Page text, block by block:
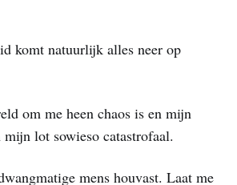
komt natuurlijk alles neer op
om me heen chaos is en mijn
lot sowieso catastrofaal.
mens houvast. Laat me